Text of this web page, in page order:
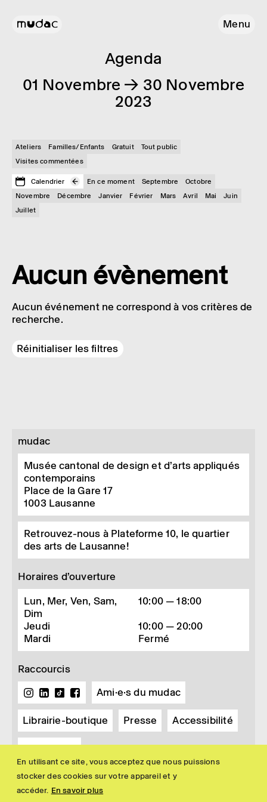
En utilisant ce site, vous acceptez que nous puissions
stocker des cookies sur votre appareil et y
accéder. En savoir plus
Menu
Agenda
01 Novembre → 30 Novembre
2023
Ateliers Familles/Enfants Gratuit
Tout public
Visites commentées
Calendrier En ce moment Septembre
Octobre
Novembre
Décembre Janvier Février Mars Avril Mai
Juin
Juillet
Aucun évènement
Aucun événement ne correspond à vos critères de
recherche.
Réinitialiser les filtres
mudac
Musée cantonal de design et d’arts appliqués
contemporains
Place de la Gare 17
1003 Lausanne
Retrouvez-nous à Plateforme 10, le quartier
des arts de Lausanne!
Horaires d’ouverture
Lun, Mer, Ven, Sam,
Dim
10:00 — 18:00
Jeudi
10:00 — 20:00
Mardi
Fermé
Raccourcis
Ami·e·s du mudac
Librairie-boutique Presse Accessibilité
Newsletter